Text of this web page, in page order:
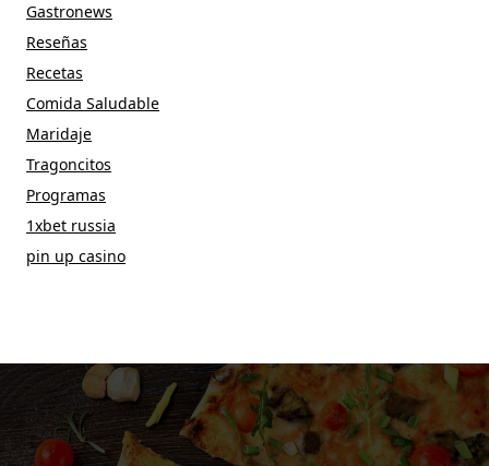
Gastronews
Reseñas
Recetas
Comida Saludable
Maridaje
Tragoncitos
Programas
1xbet russia
pin up casino